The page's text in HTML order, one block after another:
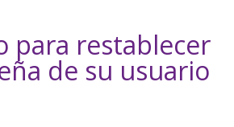
para restablecer
de su usuario